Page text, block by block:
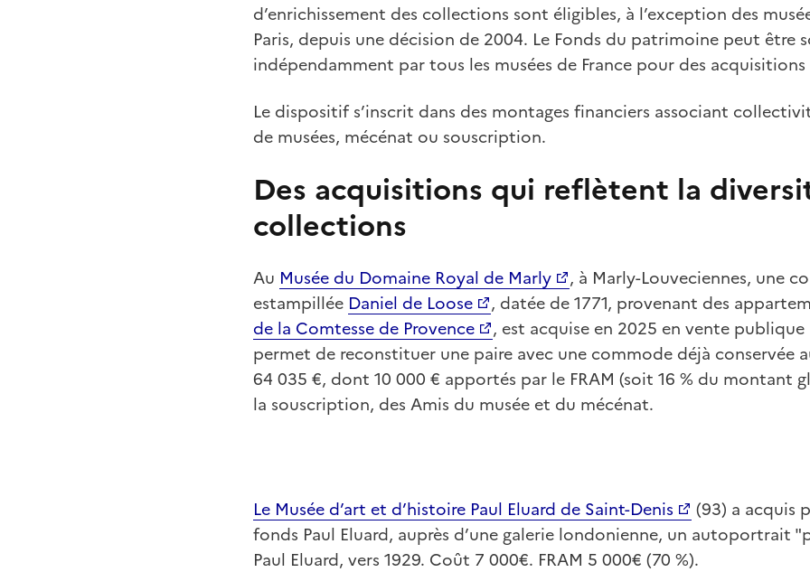
d’enrichissement des collections sont éligibles, à l’exception des
Paris, depuis une décision de 2004. Le Fonds du patrimoine peut être
indépendamment par tous les musées de France pour des
Le dispositif s’inscrit dans des montages financiers associant
de musées, mécénat ou souscription.
Des acquisitions qui reflètent la
collections
Au Musée du Domaine Royal de Marly
, à Marly-Louveciennes, une
estampillée Daniel de Loose
, datée de 1771, provenant des
de la Comtesse de Provence
, est acquise en 2025 en vente
permet de reconstituer une paire avec une commode déjà conservée
64 035 €, dont 10 000 € apportés par le FRAM (soit 16 % du montant
la souscription, des Amis du musée et du mécénat.
Le Musée d’art et d’histoire Paul Eluard de Saint-Denis
(93) a acquis
fonds Paul Eluard, auprès d’une galerie londonienne, un autoportrait
Paul Eluard, vers 1929. Coût 7 000€. FRAM 5 000€ (70 %).